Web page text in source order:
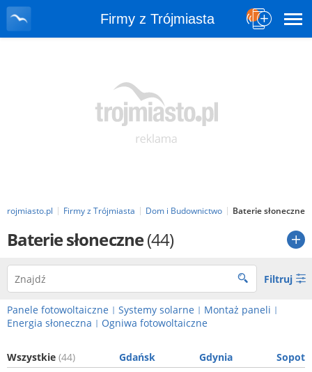
Firmy z Trójmiasta
Trojmiasto.pl Firmy z Trójmiasta Dom i Budownictwo Baterie słoneczne
Baterie słoneczne(44)
Filtruj
Panele fotowoltaiczne | Systemy solarne | Montaż paneli |
Energia słoneczna | Ogniwa fotowoltaiczne
Wszystkie (44) Gdańsk Gdynia Sopot